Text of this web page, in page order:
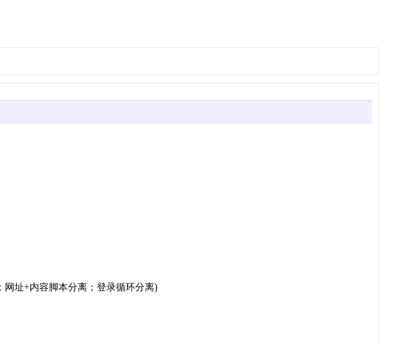
网址+内容脚本分离；登录循环分离)